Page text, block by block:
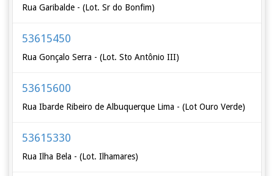
Rua Garibalde - (Lot. Sr do Bonfim)
53615450
Rua Gonçalo Serra - (Lot. Sto Antônio III)
53615600
Rua Ibarde Ribeiro de Albuquerque Lima - (Lot Ouro Verde)
53615330
Rua Ilha Bela - (Lot. Ilhamares)